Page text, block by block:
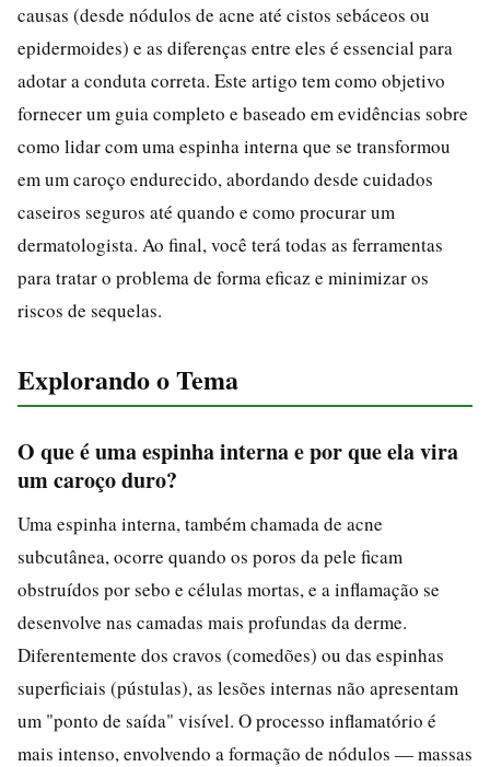
causas (desde nódulos de acne até cistos sebáceos ou
epidermoides) e as diferenças entre eles é essencial para
adotar a conduta correta. Este artigo tem como objetivo
fornecer um guia completo e baseado em evidências sobre
como lidar com uma espinha interna que se transformou
em um caroço endurecido, abordando desde cuidados
caseiros seguros até quando e como procurar um
dermatologista. Ao final, você terá todas as ferramentas
para tratar o problema de forma eficaz e minimizar os
riscos de sequelas.
Explorando o Tema
O que é uma espinha interna e por que ela vira
um caroço duro?
Uma espinha interna, também chamada de acne
subcutânea, ocorre quando os poros da pele ficam
obstruídos por sebo e células mortas, e a inflamação se
desenvolve nas camadas mais profundas da derme.
Diferentemente dos cravos (comedões) ou das espinhas
superficiais (pústulas), as lesões internas não apresentam
um "ponto de saída" visível. O processo inflamatório é
mais intenso, envolvendo a formação de nódulos — massas